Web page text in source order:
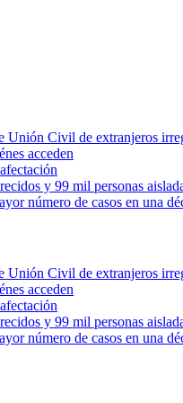
Civil de extranjeros
acceden
y 99 mil personas
número de casos en una
Civil de extranjeros
acceden
y 99 mil personas
número de casos en una